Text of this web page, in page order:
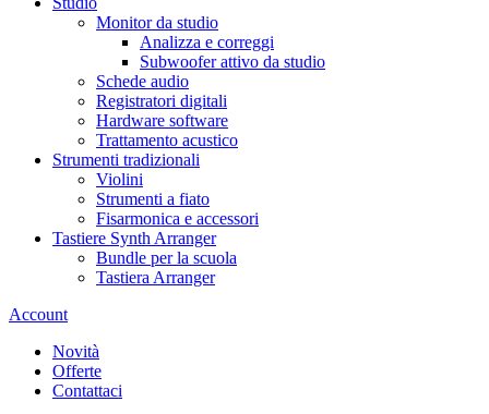
Monitor da studio
Analizza e correggi
Subwoofer attivo da studio
Schede audio
Registratori digitali
Hardware software
Trattamento acustico
Strumenti tradizionali
Violini
Strumenti a fiato
Fisarmonica e accessori
Tastiere Synth Arranger
Bundle per la scuola
Tastiera Arranger
Account
Novità
Offerte
Contattaci